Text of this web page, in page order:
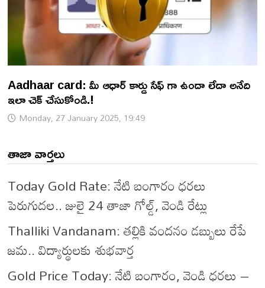
Aadhaar card: మీ ఆధార్ కార్డు సేఫ్ గా ఉందా లేదా అనేది
ఇలా చెక్ చేసుకోండి.!
Monday, 27 January 2025, 19:49
తాజా వార్తలు
Today Gold Rate: నేటి బంగారం ధరలు
పెరుగుదల.. జులై 24 తాజా గోల్డ్, వెండి రేట్లు
Thalliki Vandanam: తల్లికి వందనం డబ్బులు రేపే
జమ.. విద్యార్థులకు శుభవార్త
Gold Price Today: నేటి బంగారం, వెండి ధరలు –